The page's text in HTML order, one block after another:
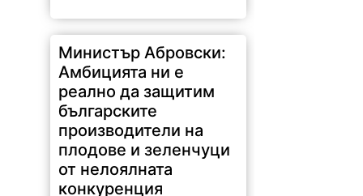
Министър Абровски:
Амбицията ни е
реално да защитим
българските
производители на
плодове и зеленчуци
от нелоялната
конкуренция